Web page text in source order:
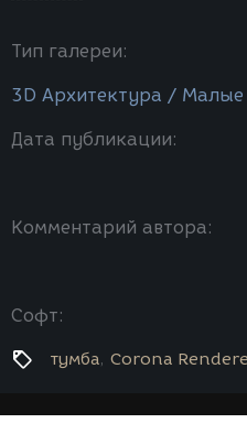
Тип галереи:
3D Архитектура /
Дата публикации:
Комментарий автора:
Софт:
тумба Corona